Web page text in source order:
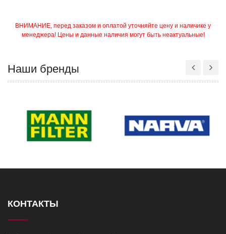
ВНИМАНИЕ, перед заказом и оплатой уточняйте цену и наличике у
менеджера! Цены и данные наличия могут быть неактуальные!
Наши бренды
КОНТАКТЫ